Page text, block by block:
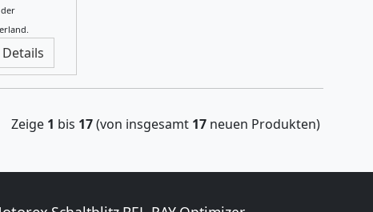
Details
Zeige 1 bis 17(von insgesamt 17 neuen Produkten)